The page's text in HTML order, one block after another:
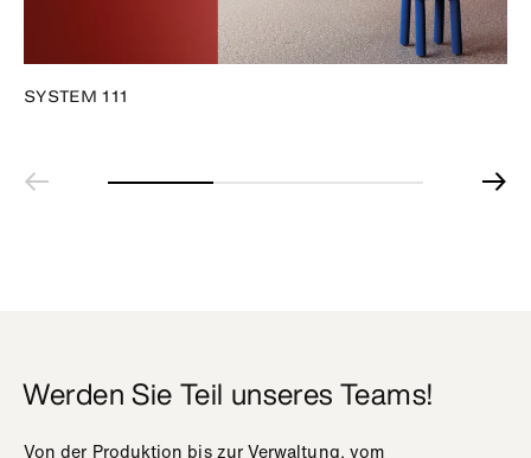
SYSTEM 111
Werden Sie Teil unseres Teams!
Von der Produktion bis zur Verwaltung, vom